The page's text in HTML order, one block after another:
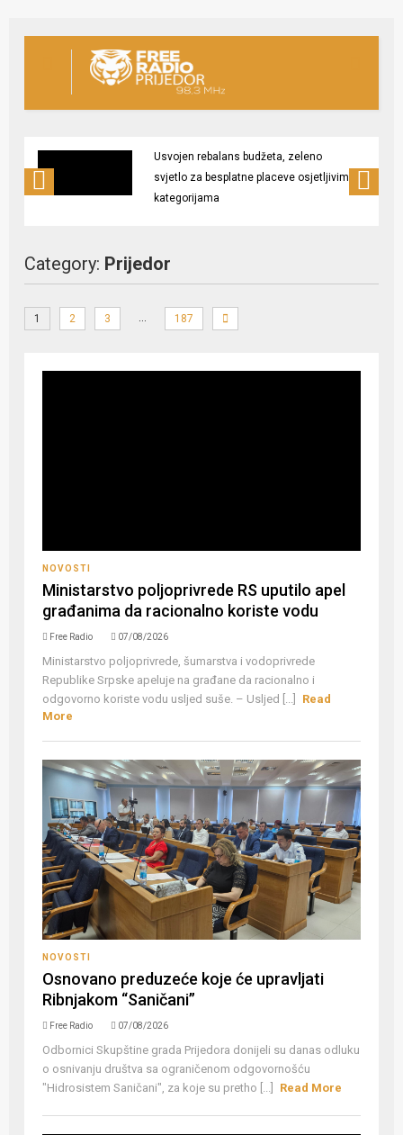
Usvojen rebalans budžeta, zeleno
svjetlo za besplatne placeve osjetljivim
kategorijama
Category: Prijedor
1 2 3 … 187
NOVOSTI
Ministarstvo poljoprivrede RS uputilo apel
građanima da racionalno koriste vodu
Free Radio 07/08/2026
Ministarstvo poljoprivrede, šumarstva i vodoprivrede
Republike Srpske apeluje na građane da racionalno i
odgovorno koriste vodu usljed suše. – Usljed [...]
Read
More
NOVOSTI
Osnovano preduzeće koje će upravljati
Ribnjakom “Saničani”
Free Radio 07/08/2026
Odbornici Skupštine grada Prijedora donijeli su danas odluku
o osnivanju društva sa ograničenom odgovornošću
"Hidrosistem Saničani", za koje su pretho [...]
Read More